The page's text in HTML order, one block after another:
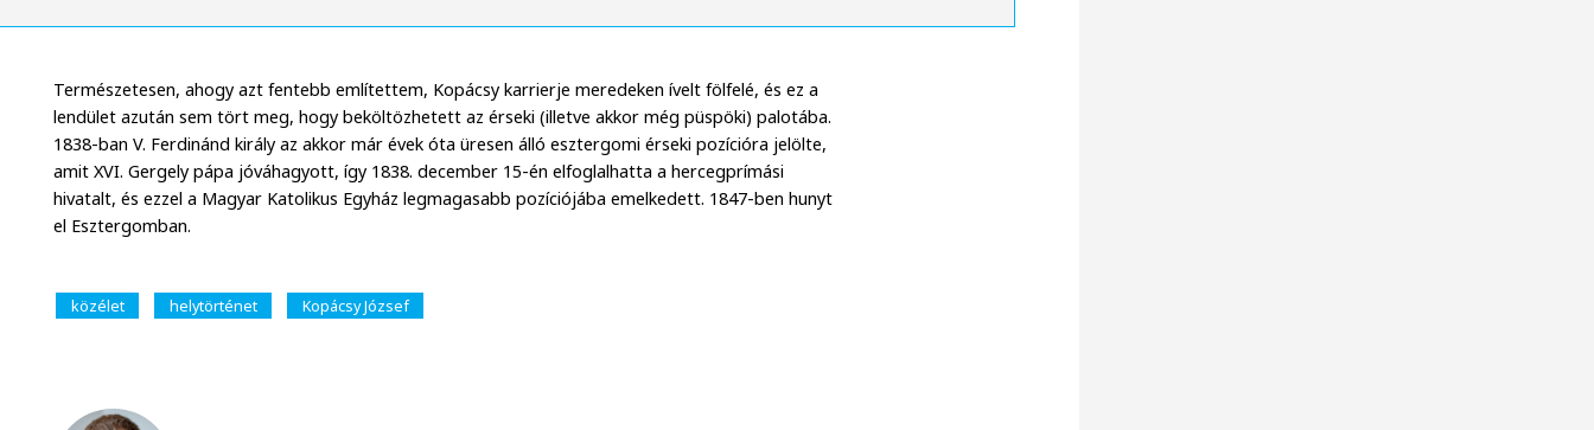
Természetesen, ahogy azt fentebb említettem, Kopácsy karrierje meredeken ívelt fölfelé, és ez a
lendület azután sem tört meg, hogy beköltözhetett az érseki (illetve akkor még püspöki) palotába.
1838-ban V. Ferdinánd király az akkor már évek óta üresen álló esztergomi érseki pozícióra jelölte,
amit XVI. Gergely pápa jóváhagyott, így 1838. december 15-én elfoglalhatta a hercegprímási
hivatalt, és ezzel a Magyar Katolikus Egyház legmagasabb pozíciójába emelkedett. 1847-ben hunyt
el Esztergomban.
közélet helytörténet Kopácsy József